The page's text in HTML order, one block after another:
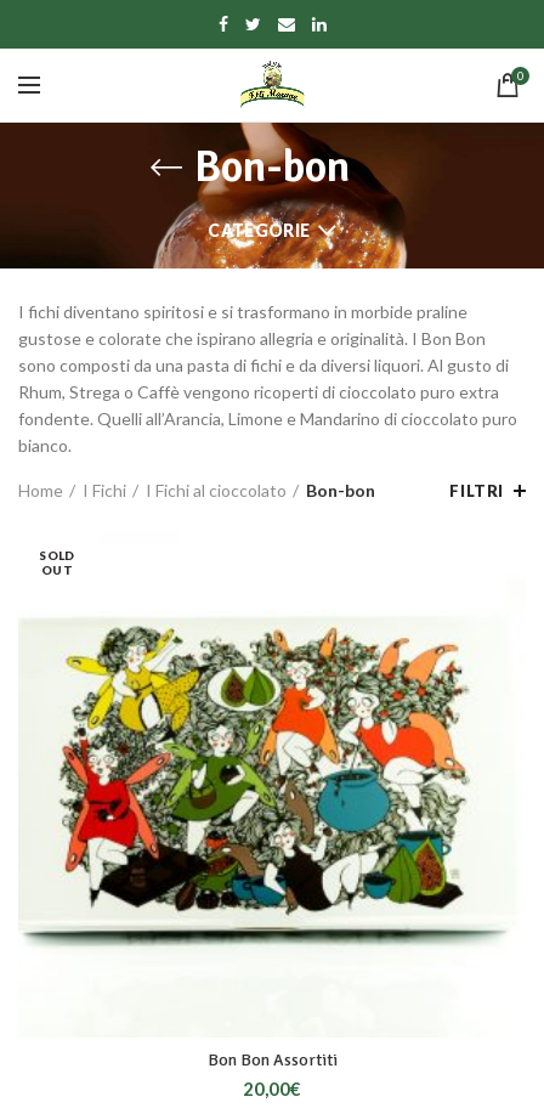
0
Bon-bon
CATEGORIE
I fichi diventano spiritosi e si trasformano in morbide praline
gustose e colorate che ispirano allegria e originalità. I Bon Bon
sono composti da una pasta di fichi e da diversi liquori. Al gusto di
Rhum, Strega o Caffè vengono ricoperti di cioccolato puro extra
fondente. Quelli all’Arancia, Limone e Mandarino di cioccolato puro
bianco.
Home I Fichi I Fichi al cioccolato Bon-bon FILTRI
SOLD
OUT
Bon Bon Assortiti
20,00€